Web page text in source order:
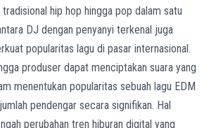
hip hop hingga pop dalam satu
DJ dengan penyanyi terkenal juga
popularitas lagu di pasar internasional.
produser dapat menciptakan suara yang
menentukan popularitas sebuah lagu EDM
pendengar secara signifikan. Hal
perubahan tren hiburan digital yang